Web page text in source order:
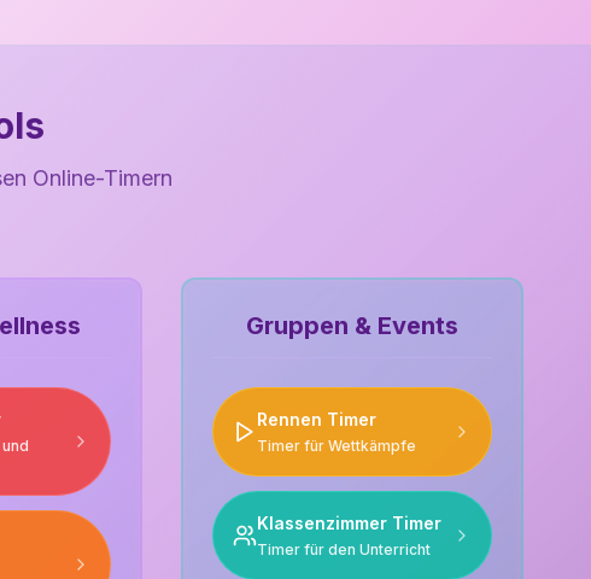
Online-Timern
Gruppen & Events
Rennen Timer
Timer für Wettkämpfe
Klassenzimmer Timer
Timer für den Unterricht